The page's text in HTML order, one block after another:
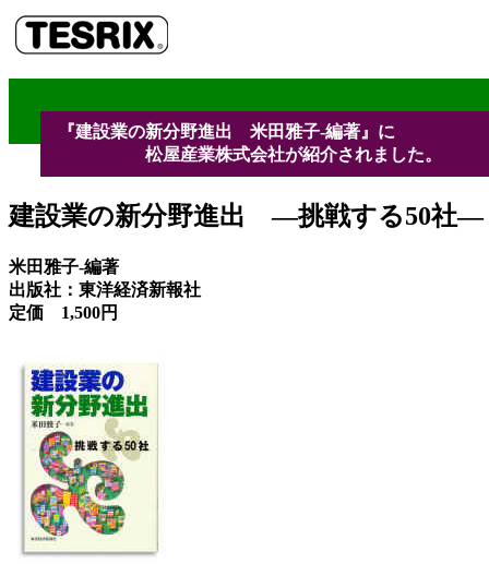
『建設業の新分野進出 米田雅子-編著』に
松屋産業株式会社が紹介されました。
建設業の新分野進出 ―挑戦する50社―
米田雅子-編著
出版社：東洋経済新報社
定価 1,500円